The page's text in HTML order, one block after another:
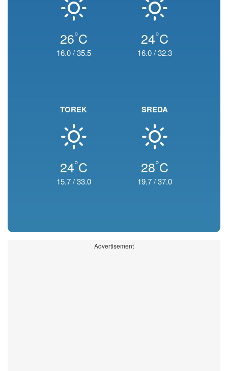
26°C
16.0/35.5
24°C
16.0/32.3
TOREK
24°C
15.7/33.0
SREDA
28°C
19.7/37.0
Advertisement